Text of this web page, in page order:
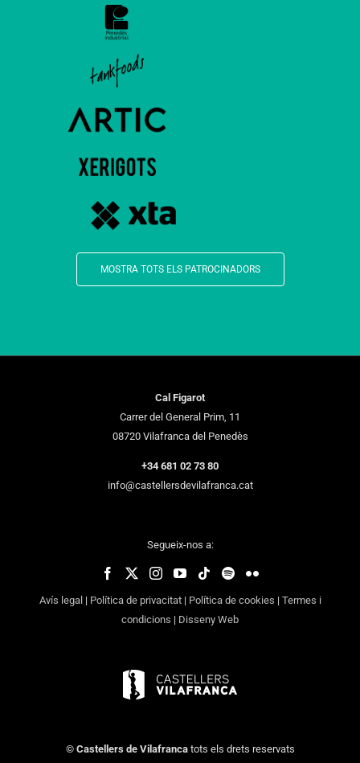
MOSTRA TOTS ELS PATROCINADORS
Cal Figarot
Carrer del General Prim, 11
08720 Vilafranca del Penedès
+34 681 02 73 80
info@castellersdevilafranca.cat
Segueix-nos a:
Avís legal | Política de privacitat| Política de cookies | Termes i
condicions | Disseny Web
© Castellers de Vilafrancatots els drets reservats